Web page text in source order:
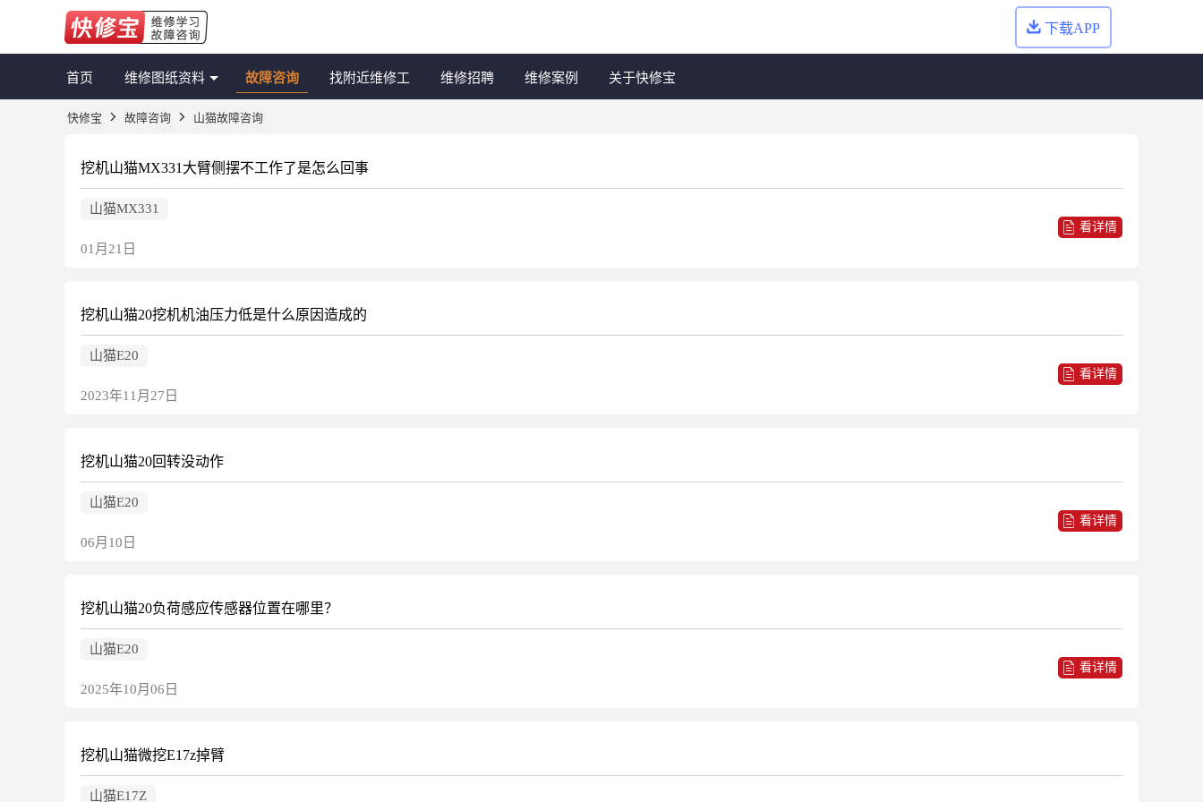
下载APP
首页 维修图纸资料 故障咨询 找附近维修工 维修招聘 维修案例 关于快修宝
快修宝 故障咨询 山猫故障咨询
挖机山猫MX331大臂侧摆不工作了是怎么回事
山猫MX331
01月21日
看详情
挖机山猫20挖机机油压力低是什么原因造成的
山猫E20
2023年11月27日
看详情
挖机山猫20回转没动作
山猫E20
06月10日
看详情
挖机山猫20负荷感应传感器位置在哪里？
山猫E20
2025年10月06日
看详情
挖机山猫微挖E17z掉臂
山猫E17Z